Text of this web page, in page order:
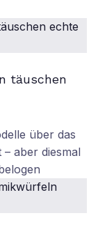
täuschen
über das
aber diesmal